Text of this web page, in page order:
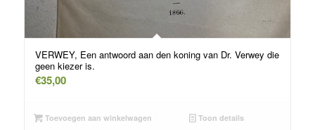
VERWEY, Een antwoord aan den koning van Dr. Verwey die
geen kiezer is.
€35,00
Toevoegen aan winkelwagen Toon details